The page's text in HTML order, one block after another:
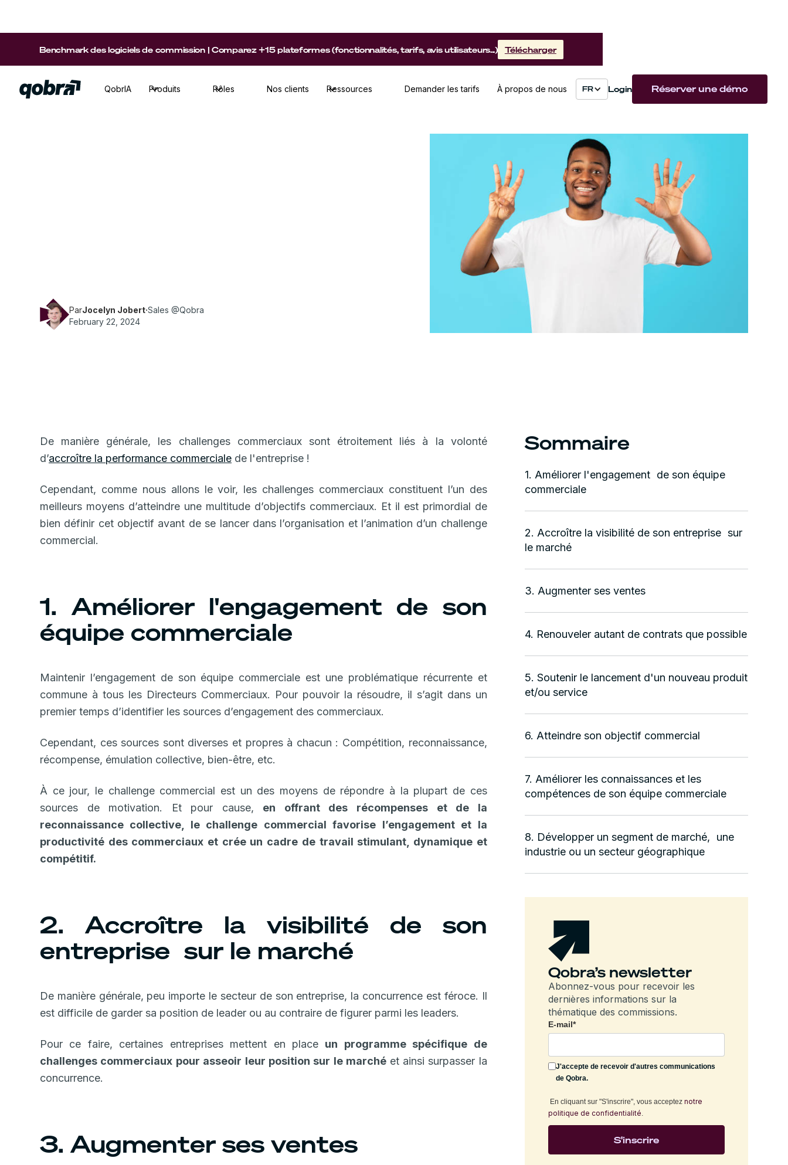
QobrIA Produits Rôles Nos clients Ressources Demander les tarifs À propos de nous FR Login Réserver une démo
Benchmark des logiciels de commission | Comparez +15 plateformes (fonctionnalités, tarifs, avis utilisateurs...) Télécharger
ParJocelyn Jobert·Sales @Qobra
February 22, 2024
De manière générale, les challenges commerciaux sont étroitement liés à la volonté
d’accroître la performance commerciale de l'entreprise !
Cependant, comme nous allons le voir, les challenges commerciaux constituent l’un des
meilleurs moyens d’atteindre une multitude d’objectifs commerciaux. Et il est primordial de
bien définir cet objectif avant de se lancer dans l’organisation et l’animation d’un challenge
commercial.
1. Améliorer l'engagement de son
équipe commerciale
Maintenir l’engagement de son équipe commerciale est une problématique récurrente et
commune à tous les Directeurs Commerciaux. Pour pouvoir la résoudre, il s’agit dans un
premier temps d’identifier les sources d’engagement des commerciaux.
Cependant, ces sources sont diverses et propres à chacun : Compétition, reconnaissance,
récompense, émulation collective, bien-être, etc.
À ce jour, le challenge commercial est un des moyens de répondre à la plupart de ces
sources de motivation. Et pour cause, en offrant des récompenses et de la
reconnaissance collective, le challenge commercial favorise l’engagement et la
productivité des commerciaux et crée un cadre de travail stimulant, dynamique et
compétitif.
2. Accroître la visibilité de son
entreprise sur le marché
De manière générale, peu importe le secteur de son entreprise, la concurrence est féroce. Il
est difficile de garder sa position de leader ou au contraire de figurer parmi les leaders.
Pour ce faire, certaines entreprises mettent en place un programme spécifique de
challenges commerciaux pour asseoir leur position sur le marché et ainsi surpasser la
concurrence.
3. Augmenter ses ventes
Sommaire
1. Améliorer l'engagement de son équipe
commerciale
2. Accroître la visibilité de son entreprise sur
le marché
3. Augmenter ses ventes
4. Renouveler autant de contrats que possible
5. Soutenir le lancement d'un nouveau produit
et/ou service
6. Atteindre son objectif commercial
7. Améliorer les connaissances et les
compétences de son équipe commerciale
8. Développer un segment de marché, une
industrie ou un secteur géographique
Qobra’s newsletter
Abonnez-vous pour recevoir les
dernières informations sur la
thématique des commissions.
E-mail*
J'accepte de recevoir d'autres communications
de Qobra.
En cliquant sur "S'inscrire", vous acceptez notre
politique de confidentialité.